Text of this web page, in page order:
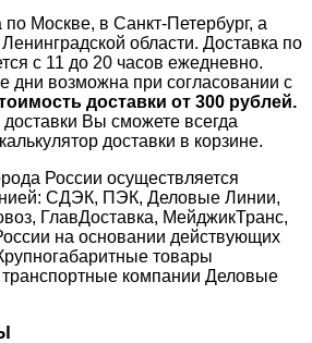
по Москве, в Санкт-Петербург, а
области. Доставка по
с 11 до 20 часов ежедневно.
дни возможна при согласовании с
доставки от 300 рублей.
Вы сможете всегда
доставки в корзине.
России осуществляется
СДЭК, ПЭК, Деловые Линии,
ГлавДоставка, МейджикТранс,
на основании действующих
товары
компании Деловые